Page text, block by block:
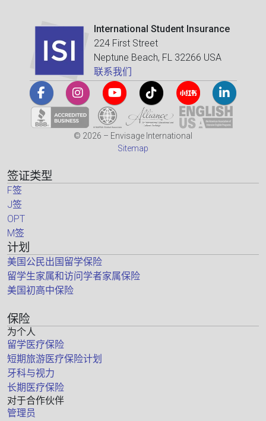
International Student Insurance
224 First Street
Neptune Beach, FL 32266 USA
联系我们
© 2026 – Envisage International
Sitemap
签证类型
F签
J签
OPT
M签
计划
美国公民出国留学保险
留学生家属和访问学者家属保险
美国初高中保险
保险
为个人
留学医疗保险
短期旅游医疗保险计划
牙科与视力
长期医疗保险
对于合作伙伴
管理员